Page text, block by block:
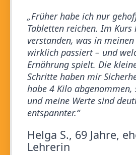
„Früher habe ich nur
Tabletten reichen. Im Kurs
verstanden, was in
wirklich passiert – und
Ernährung spielt. Die
Schritte haben mir
habe 4 Kilo abgenommen,
und meine Werte sind
entspannter.“
Helga S., 69 Jahre,
Lehrerin